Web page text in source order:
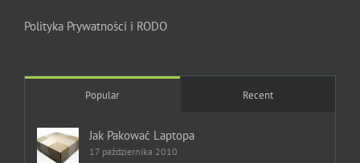
Polityka Prywatności i RODO
Popular Recent
Jak Pakować Laptopa
17 października 2010